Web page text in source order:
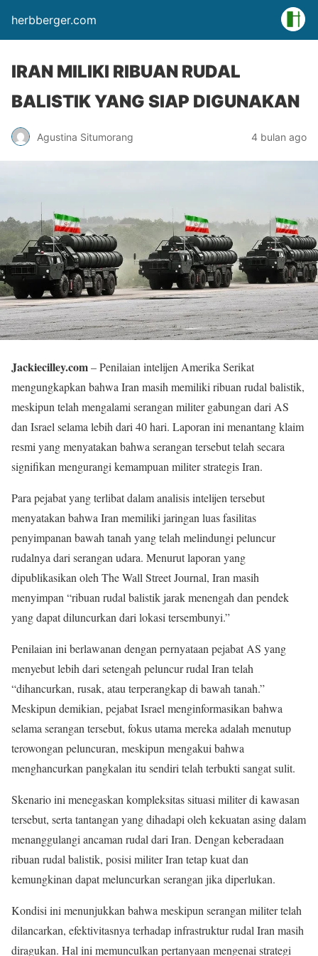
herbberger.com
IRAN MILIKI RIBUAN RUDAL
BALISTIK YANG SIAP DIGUNAKAN
Agustina Situmorang 4 bulan ago
Jackiecilley.com– Penilaian intelijen Amerika Serikat
mengungkapkan bahwa Iran masih memiliki ribuan rudal balistik,
meskipun telah mengalami serangan militer gabungan dari AS
dan Israel selama lebih dari 40 hari. Laporan ini menantang klaim
resmi yang menyatakan bahwa serangan tersebut telah secara
signifikan mengurangi kemampuan militer strategis Iran.
Para pejabat yang terlibat dalam analisis intelijen tersebut
menyatakan bahwa Iran memiliki jaringan luas fasilitas
penyimpanan bawah tanah yang telah melindungi peluncur
rudalnya dari serangan udara. Menurut laporan yang
dipublikasikan oleh The Wall Street Journal, Iran masih
menyimpan “ribuan rudal balistik jarak menengah dan pendek
yang dapat diluncurkan dari lokasi tersembunyi.”
Penilaian ini berlawanan dengan pernyataan pejabat AS yang
menyebut lebih dari setengah peluncur rudal Iran telah
“dihancurkan, rusak, atau terperangkap di bawah tanah.”
Meskipun demikian, pejabat Israel menginformasikan bahwa
selama serangan tersebut, fokus utama mereka adalah menutup
terowongan peluncuran, meskipun mengakui bahwa
menghancurkan pangkalan itu sendiri telah terbukti sangat sulit.
Skenario ini menegaskan kompleksitas situasi militer di kawasan
tersebut, serta tantangan yang dihadapi oleh kekuatan asing dalam
menanggulangi ancaman rudal dari Iran. Dengan keberadaan
ribuan rudal balistik, posisi militer Iran tetap kuat dan
kemungkinan dapat meluncurkan serangan jika diperlukan.
Kondisi ini menunjukkan bahwa meskipun serangan militer telah
dilancarkan, efektivitasnya terhadap infrastruktur rudal Iran masih
diragukan. Hal ini memunculkan pertanyaan mengenai strategi